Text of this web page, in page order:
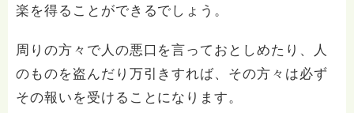
楽を得ることができるでしょう。
周りの方々で人の悪口を言っておとしめたり、人
のものを盗んだり万引きすれば、その方々は必ず
その報いを受けることになります。